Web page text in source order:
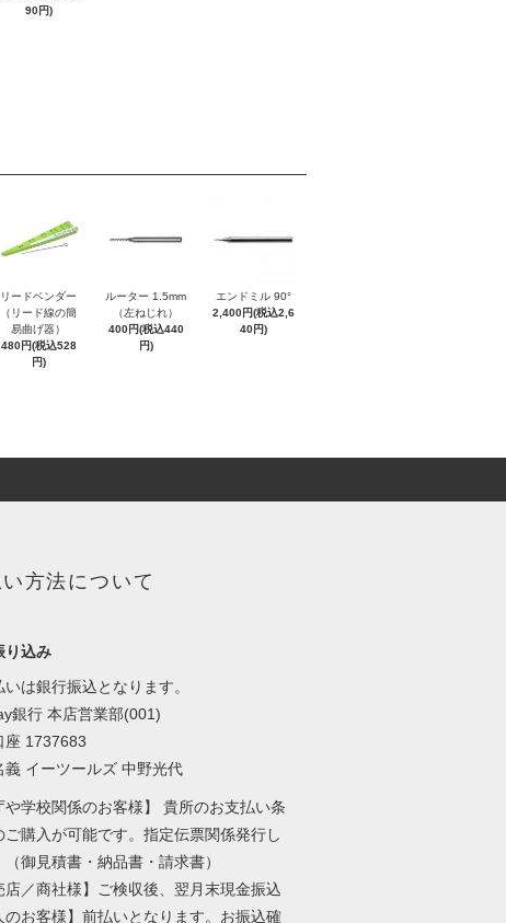
90円)
リードベンダー
（リード線の簡
易曲げ器）
480円(税込528
円)
ルーター 1.5mm
（左ねじれ）
400円(税込440
円)
エンドミル 90°
2,400円(税込2,6
40円)
方法について
り込み
いは銀行振込となります。
銀行 本店営業部(001)
座 1737683
義 イーツールズ 中野光代
や学校関係のお客様】 貴所のお支払い条
ご購入が可能です。指定伝票関係発行し
（御見積書・納品書・請求書）
店／商社様】ご検収後、翌月末現金振込
のお客様】前払いとなります。お振込確